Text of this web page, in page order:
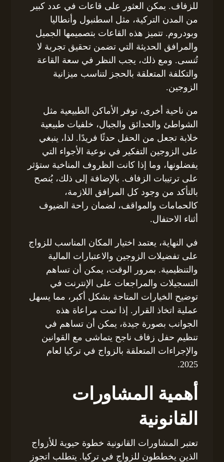
للزفاف. يمكن العثور على قاعات في عدد كبير
من المدن التركية، مثل اسطنبول وأنطاليا
وبودروم. تتميز هذه القاعات بتصميمها الجميل
والمرافق الحديثة التي تضمن تحقيق تجربة لا
تُنسى. ومع ذلك، يجب النظر في سعة القاعة
والتكلفة المتعلقة بالحجز لتناسب ميزانية
الزوجين.
من ناحية أخرى، توفر الأماكن الطبيعية مثل
الشواطئ والحدائق والجبال، خلفيات طبيعية
خلابة تجعل من الحفل حدثًا فريدًا. لذا، ينبغي
على الزوجين التفكير في نوعية الأجواء التي
يفضلونها، وما إذا كانت الظروف المناخية ستؤثر
على ترتيبات الزفاف. بالإضافة إلى ذلك، يُنصح
بالتأكد من وجود كل المرافق اللازمة،
كالحمامات والمواقف، لضمان راحة الضيوف
أثناء الاحتفال.
في النهاية، يعتمد اختيار المكان المناسب للزواج
على تفضيلات الزوجين والاعتبارات المالية
والتنظيمية. بمرور الوقت، يمكن أن تساهم
التسجيلات والمراجعات على الإنترنت في
توضيح الخيارات المتاحة بشكل أكبر، مما يسهل
عملية اتخاذ القرار. إذا تمت مراعاة هذه
الجوانب بصورة جيدة، يمكن أن تساهم في
تنظيم حفل زفاف ناجح يتماشى مع القوانين
والإجراءات المتعلقة بالزواج في تركيا لعام
2025.
أهمية المشاورات
القانونية
تعتبر المشاورات القانونية خطوة حيوية للأزواج
الذين يخططون للزواج في تركيا. يتطلب اتجوز